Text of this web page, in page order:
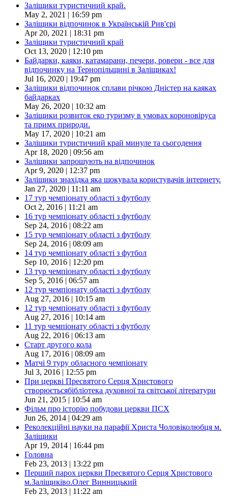
Заліщики туристичний край.
May 2, 2021 | 16:59 pm
Заліщики відпочинок в Українській Рив'єрі
Apr 20, 2021 | 18:31 pm
Заліщики туристичний край
Oct 13, 2020 | 12:10 pm
Байдарки, каяки, катамарани, печери, ровери - все для
відпочинку на Тернопільщині в Заліщиках!
Jul 16, 2020 | 19:47 pm
Заліщики відпочинок сплави річкою Дністер на каяках
байдарках
May 26, 2020 | 10:32 am
Заліщики розвиток еко туризму в умовах короновіруса
та примх природи.
May 17, 2020 | 10:21 am
Заліщики туристичний край минуле та сьогодення
Apr 18, 2020 | 09:56 am
Заліщики запрошують на відпочинок
Apr 9, 2020 | 12:37 pm
Заліщики знахідка яка шокувала користувачів інтернету.
Jan 27, 2020 | 11:11 am
17 тур чемпіонату області з футболу
Oct 2, 2016 | 11:21 am
16 тур чемпіонату області з футболу
Sep 24, 2016 | 08:22 am
15 тур чемпіонату області з футболу
Sep 24, 2016 | 08:09 am
14 тур чемпіонату області з футбол
Sep 10, 2016 | 12:20 pm
13 тур чемпіонату області з футболу
Sep 5, 2016 | 06:57 am
12 тур чемпіонату області з футболу
Aug 27, 2016 | 10:15 am
12 тур чемпіонату області з футболу
Aug 27, 2016 | 10:14 am
11 тур чемпіонату області з футболу
Aug 22, 2016 | 06:13 am
Старт другого кола
Aug 17, 2016 | 08:09 am
Матчі 9 туру обласного чемпіонату
Jul 3, 2016 | 12:55 pm
При церкві Пресвятого Серця Христового
створюєтьсябібліотека духовної та світської літератури
Jun 21, 2015 | 10:54 am
Фільм про історію побудови церкви ПСХ
Jun 26, 2014 | 04:29 am
Реколекційні науки на парафії Христа Чоловіколюбця м.
Заліщики
Apr 19, 2014 | 16:44 pm
Головна
Feb 23, 2013 | 13:22 pm
Перший парох церкви Пресвятого Серця Христового
м.Заліщиківо.Олег Винницький
Feb 23, 2013 | 11:22 am